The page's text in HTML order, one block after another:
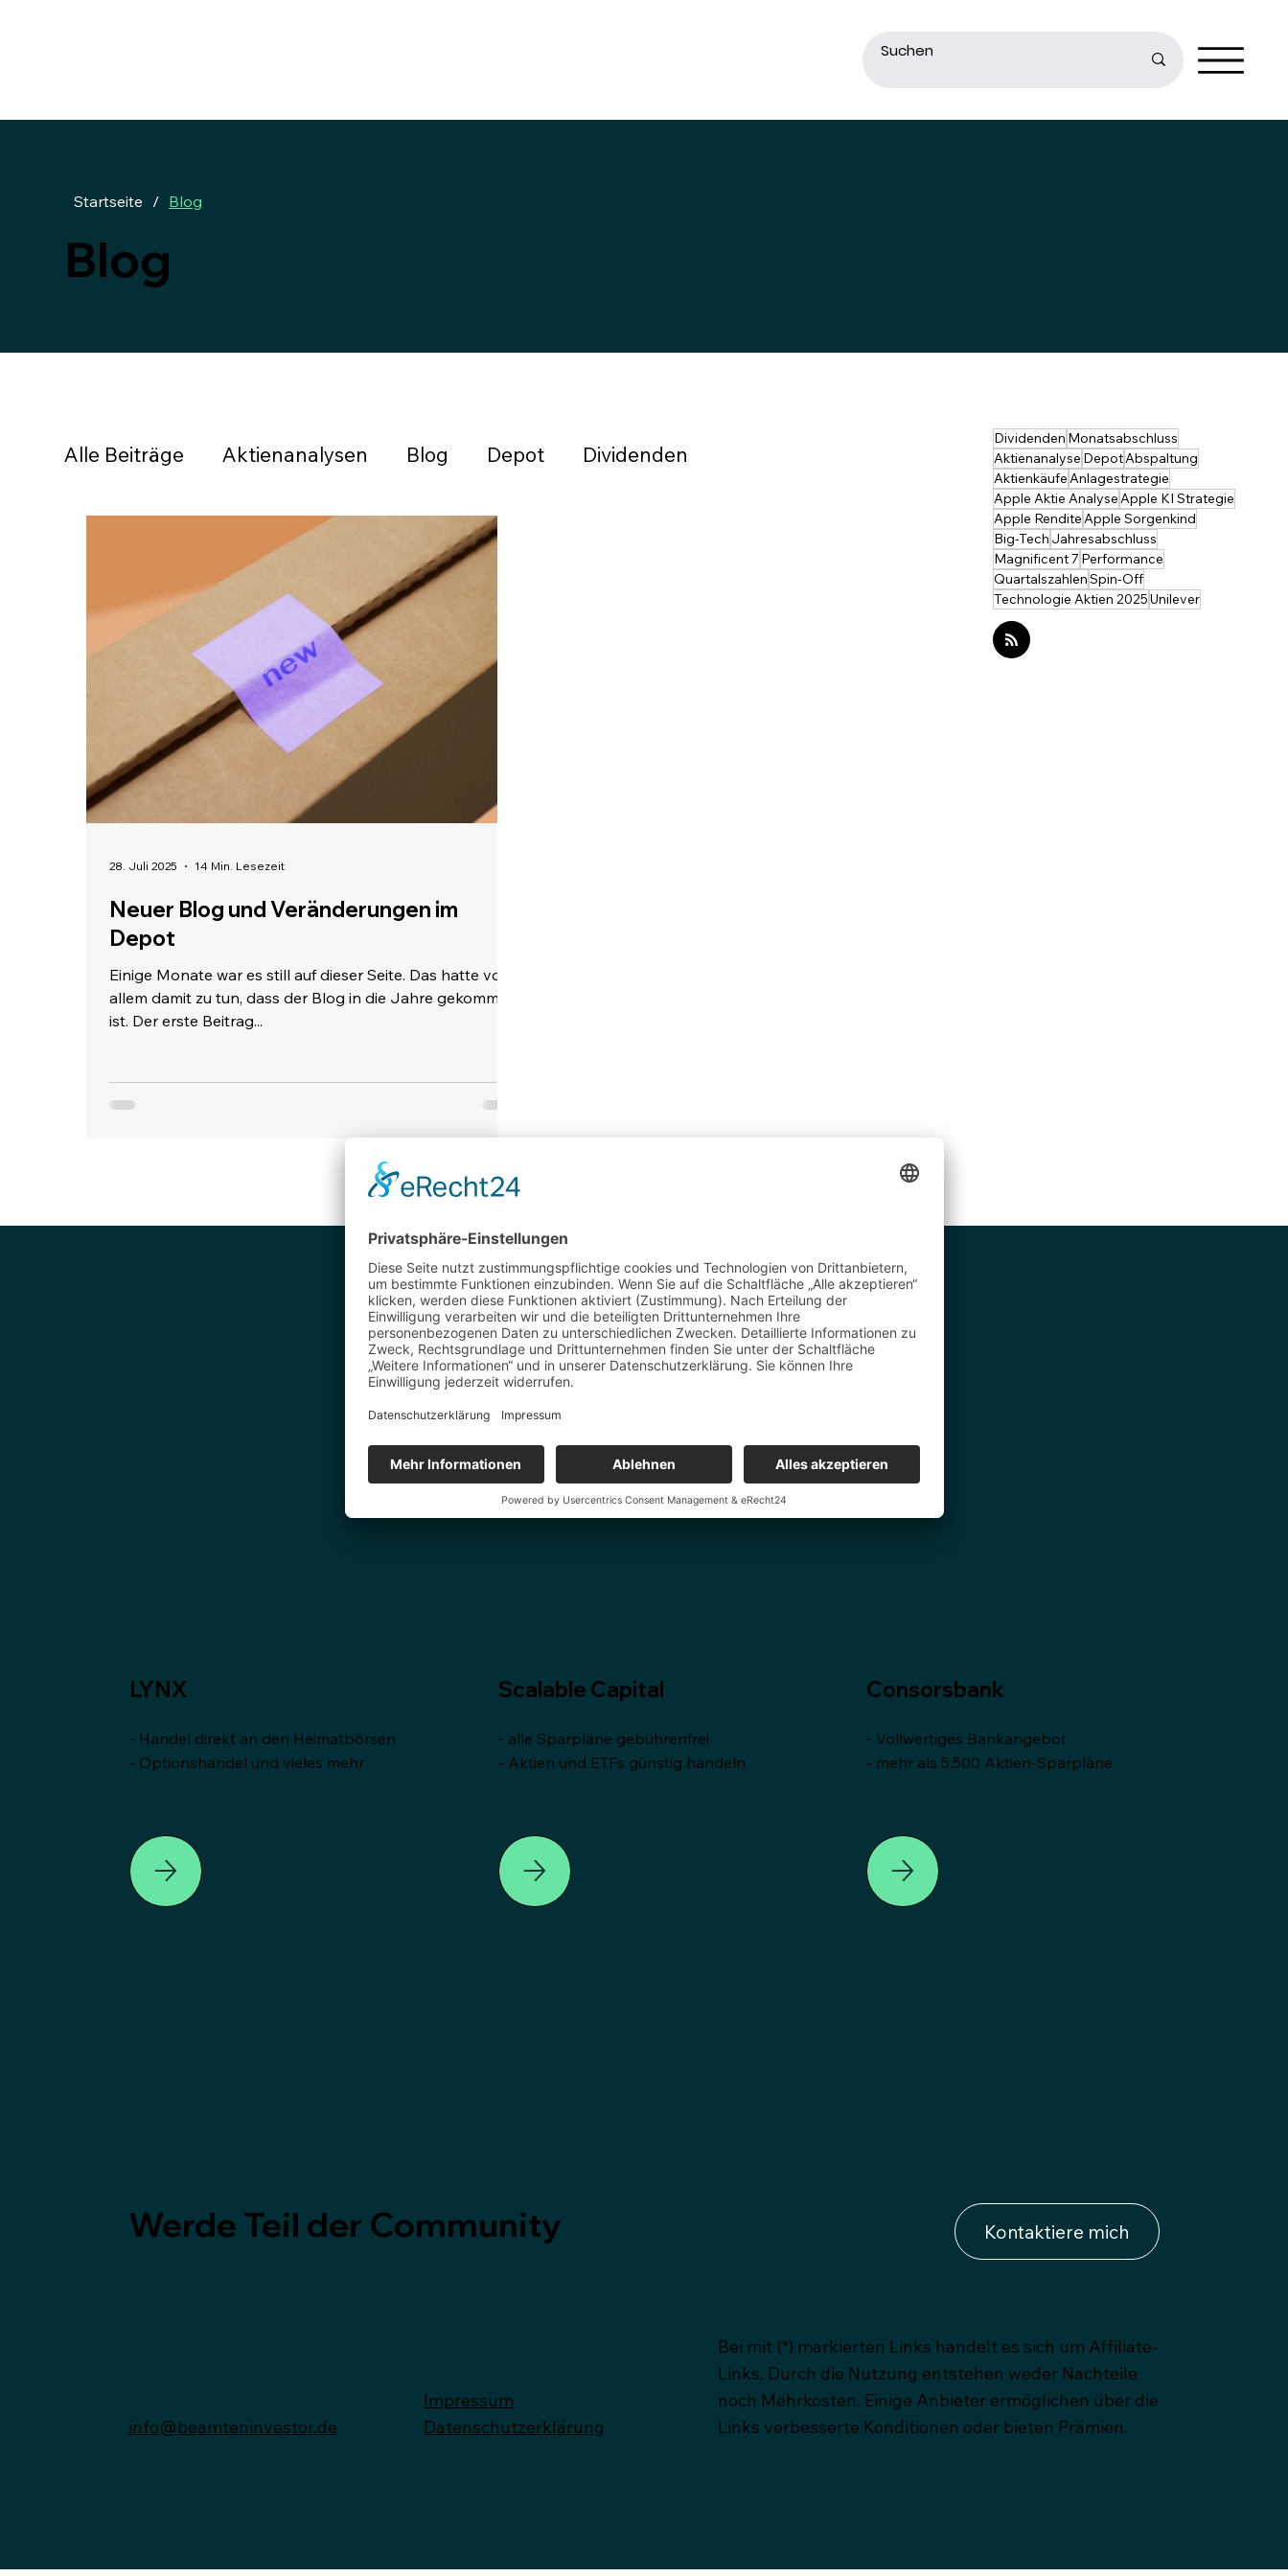
Startseite / Blog
Blog
Alle Beiträge Aktienanalysen Blog Depot Dividenden
Tools und Empfehlungen
Neuer Blog und Veränderungen im
Depot
Einige Monate war es still auf dieser Seite. Das hatte vor
allem damit zu tun, dass der Blog in die Jahre gekommen
ist. Der erste Beitrag...
28. Juli 2025 14 Min. Lesezeit
Dividenden Monatsabschluss
Aktienanalyse DepotAbspaltung
AktienkäufeAnlagestrategie
Apple Aktie AnalyseApple KI Strategie
Apple RenditeApple Sorgenkind
Big-Tech Jahresabschluss
Magnificent 7 Performance
QuartalszahlenSpin-Off
Technologie Aktien 2025Unilever
Ben Offenberger
Ben's Finanztools*
LYNX
- Handel direkt an den Heimatbörsen
- Optionshandel und vieles mehr
Scalable Capital
- alle Sparpläne gebührenfrei
- Aktien und ETFs günstig handeln
Consorsbank
- Vollwertiges Bankangebot
- mehr als 5.500 Aktien-Sparpläne
Werde Teil der Community Kontaktiere mich
info@beamteninvestor.de
Impressum
Datenschutzerklärung
Bei mit (*) markierten Links handelt es sich um Affiliate-
Links. Durch die Nutzung entstehen weder Nachteile
noch Mehrkosten. Einige Anbieter ermöglichen über die
Links verbesserte Konditionen oder bieten Prämien.